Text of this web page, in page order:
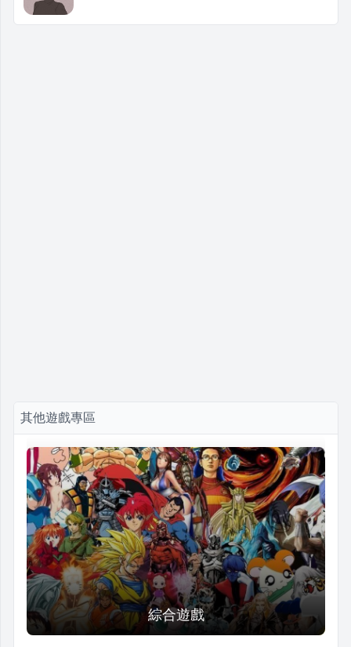
其他遊戲專區
綜合遊戲